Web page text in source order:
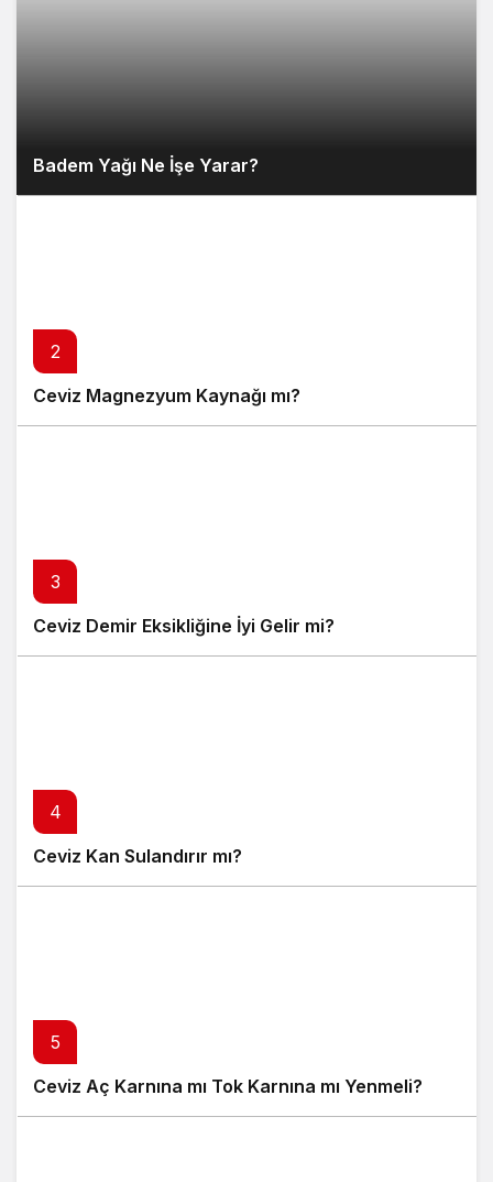
Badem Yağı Ne İşe Yarar?
2
Ceviz Magnezyum Kaynağı mı?
3
Ceviz Demir Eksikliğine İyi Gelir mi?
4
Ceviz Kan Sulandırır mı?
5
Ceviz Aç Karnına mı Tok Karnına mı Yenmeli?